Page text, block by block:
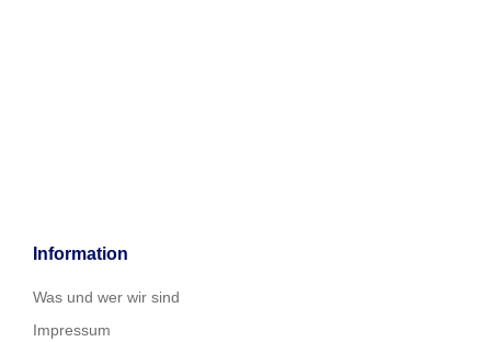
Information
Was und wer wir sind
Impressum